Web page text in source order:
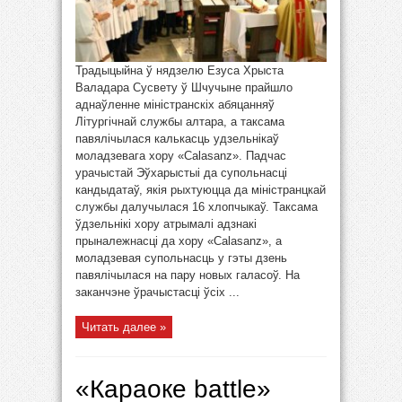
Традыцыйна ў нядзелю Езуса Хрыста
Валадара Сусвету ў Шчучыне прайшло
аднаўленне міністранскіх абяцанняў
Літургічнай службы алтара, а таксама
павялічылася калькасць удзельнікаў
моладзевага хору «Calasanz». Падчас
урачыстай Эўхарыстыі да супольнасці
кандыдатаў, якія рыхтуюцца да міністранцкай
службы далучылася 16 хлопчыкаў. Таксама
ўдзельнікі хору атрымалі адзнакі
прыналежнасці да хору «Calasanz», а
моладзевая супольнасць у гэты дзень
павялічылася на пару новых галасоў. На
заканчэне ўрачыстасці ўсіх ...
Читать далее »
«Караоке battle»